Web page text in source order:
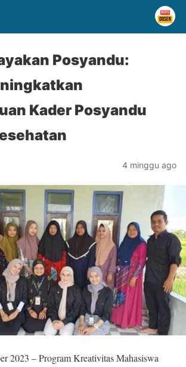
Posyandu:
Kader Posyandu
4 minggu ago
2023 – Program Kreativitas Mahasiswa